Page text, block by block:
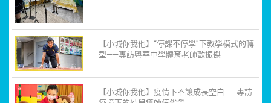
【小城你我他】“停課不停學”下教學模式的轉
型——專訪粵華中學體育老師歐振傑
【小城你我他】疫情下不讓成長空白——專訪